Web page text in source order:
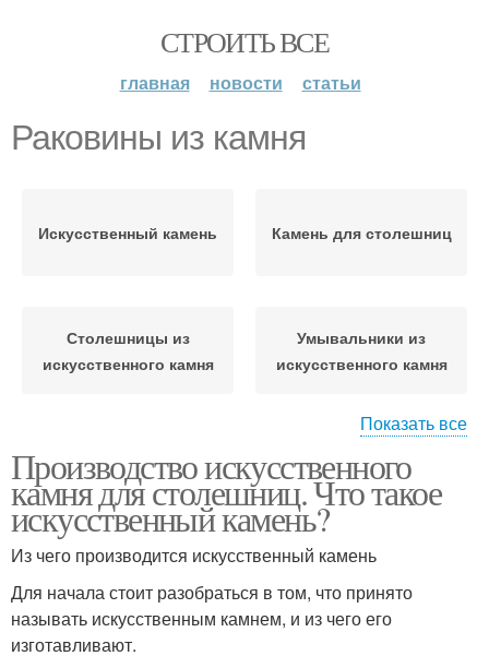
СТРОИТЬ ВСЕ
главная новости статьи
Раковины из камня
Искусственный камень Камень для столешниц
Столешницы из
искусственного камня
Умывальники из
искусственного камня
искусственного камня
Искусственные камни
Акриловый камень Столешницы из камня
Показать все
Производство искусственного
камня для столешниц. Что такое
искусственный камень?
Из чего производится искусственный камень
Для начала стоит разобраться в том, что принято
называть искусственным камнем, и из чего его
изготавливают.